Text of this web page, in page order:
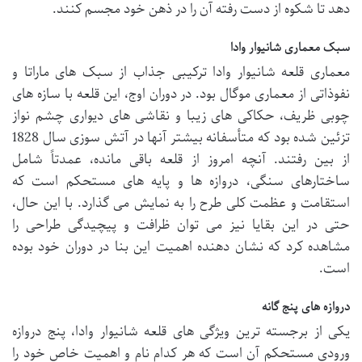
دهد تا شکوه از دست رفته آن را در ذهن خود مجسم کنند.
سبک معماری شانیوار وادا
معماری قلعه شانیوار وادا ترکیبی جذاب از سبک های ماراتا و
نفوذاتی از معماری موگال بود. در دوران اوج، این قلعه با سازه های
چوبی ظریف، حکاکی های زیبا و نقاشی های دیواری چشم نواز
تزئین شده بود که متأسفانه بیشتر آنها در آتش سوزی سال 1828
از بین رفتند. آنچه امروز از قلعه باقی مانده، عمدتاً شامل
ساختارهای سنگی، دروازه ها و پایه های مستحکم است که
استقامت و عظمت کلی طرح را به نمایش می گذارد. با این حال،
حتی در این بقایا نیز می توان ظرافت و پیچیدگی طراحی را
مشاهده کرد که نشان دهنده اهمیت این بنا در دوران خود بوده
است.
دروازه های پنج گانه
یکی از برجسته ترین ویژگی های قلعه شانیوار وادا، پنج دروازه
ورودی مستحکم آن است که هر کدام نام و اهمیت خاص خود را